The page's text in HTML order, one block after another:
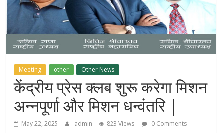
Meeting other Other News
केंद्रीय प्रेस क्लब शुरू करेगा मिशन
अन्नपूर्णा और मिशन धन्वंतरि |
May 22, 2025 admin 823 Views 0 Comments